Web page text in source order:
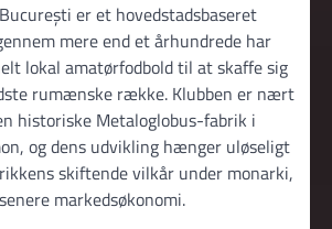
er et hovedstadsbaseret
mere end et århundrede har
lokal amatørfodbold til at skaffe sig
rumænske række. Klubben er nært
historiske Metaloglobus-fabrik i
og dens udvikling hænger uløseligt
skiftende vilkår under monarki,
markedsøkonomi.